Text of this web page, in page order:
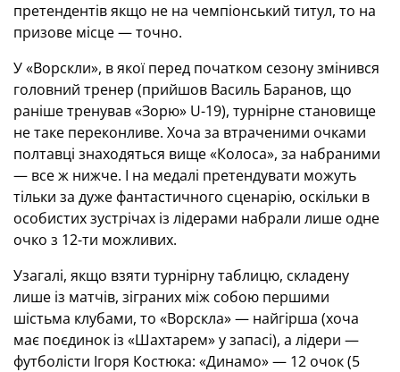
претендентів якщо не на чемпіонський титул, то на
призове місце — точно.
У «Ворскли», в якої перед початком сезону змінився
головний тренер (прийшов Василь Баранов, що
раніше тренував «Зорю» U-19), турнірне становище
не таке переконливе. Хоча за втраченими очками
полтавці знаходяться вище «Колоса», за набраними
— все ж нижче. І на медалі претендувати можуть
тільки за дуже фантастичного сценарію, оскільки в
особистих зустрічах із лідерами набрали лише одне
очко з 12-ти можливих.
Узагалі, якщо взяти турнірну таблицю, складену
лише із матчів, зіграних між собою першими
шістьма клубами, то «Ворскла» — найгірша (хоча
має поєдинок із «Шахтарем» у запасі), а лідери —
футболісти Ігоря Костюка: «Динамо» — 12 очок (5